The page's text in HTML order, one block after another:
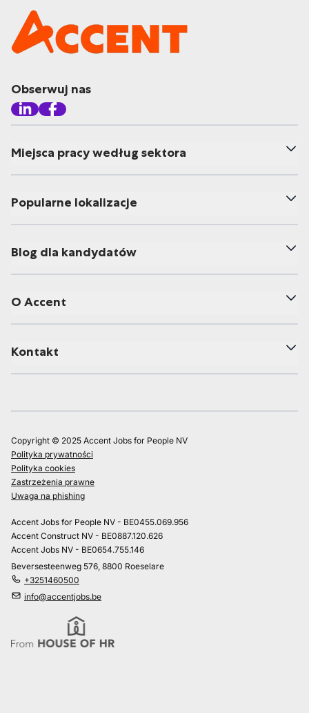
Obserwuj nas
Miejsca pracy według sektora
Popularne lokalizacje
Blog dla kandydatów
O Accent
Kontakt
Copyright © 2025 Accent Jobs for People NV
Polityka prywatności
Polityka cookies
Zastrzeżenia prawne
Uwaga na phishing
Accent Jobs for People NV - BE0455.069.956
Accent Construct NV - BE0887.120.626
Accent Jobs NV - BE0654.755.146
Beversesteenweg 576, 8800 Roeselare
+3251460500
info@accentjobs.be